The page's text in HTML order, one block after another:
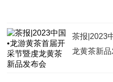
茶报|2023
龙黄茶新品